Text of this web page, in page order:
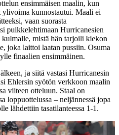
ensimmäisen maalin, kun
ylivoima kunnostautui. Maali ei
vaan suorasta
puikkelehtimaan Hurricanesien
mistä hän tarjoili kiekon
joka laittoi laatan pussiin. Osuma
finaalien ensimmäinen.
ja siitä vastasi Hurricanesin
Ehlersin syötön verkkoon maalin
viiteen otteluun. Staal on
loppuottelussa – neljännessä jopa
lähdettiin tasatilanteessa 1-1.